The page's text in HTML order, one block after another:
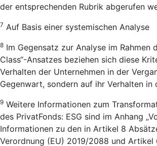
der entsprechenden Rubrik abgerufen
7 Auf Basis einer systemischen Analyse
8 Im Gegensatz zur Analyse im Rahmen
Class“-Ansatzes beziehen sich diese
Verhalten der Unternehmen in der
Gegenwart, sondern auf ihr Verhalten in
9 Weitere Informationen zum
des PrivatFonds: ESG sind im Anhang
Informationen zu den in Artikel 8
Verordnung (EU) 2019/2088 und Artikel